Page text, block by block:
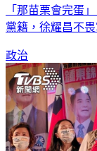
「那苗栗會完蛋
黨籍，徐耀昌不
政治